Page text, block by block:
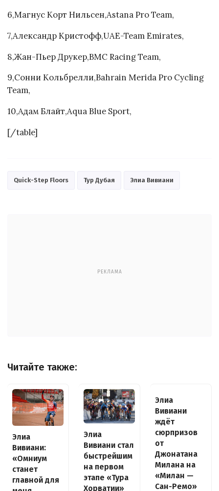
6,Магнус Корт Нильсен,Astana Pro Team,
7,Александр Кристофф,UAE-Team Emirates,
8,Жан-Пьер Друкер,BMC Racing Team,
9,Сонни Кольбрелли,Bahrain Merida Pro Cycling
Team,
10,Адам Блайт,Aqua Blue Sport,
[/table]
Quick-Step Floors Тур Дубая Элиа Вивиани
РЕКЛАМА
Читайте также:
Элиа
Вивиани:
«Омниум
станет
главной для
Элиа
Вивиани стал
быстрейшим
на первом
этапе «Тура
Хорватии»
Элиа
Вивиани
ждёт
сюрпризов
от
Джонатана
Милана на
«Милан —
Сан-Ремо»